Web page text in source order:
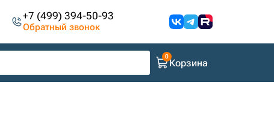
+7 (499) 394-50-93
Обратный звонок
Корзина